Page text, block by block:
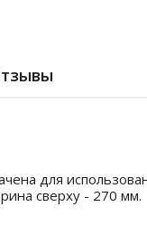
для
сверху - 270 мм.